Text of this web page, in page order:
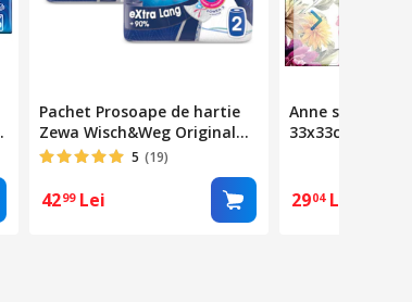
Pachet Prosoape de hartie
Zewa Wisch&Weg Original
Extra Long, 2 straturi, 4 role,
5 (19)
4299 Lei
Anne servetel
33x33cm, 20buc
2904 Lei